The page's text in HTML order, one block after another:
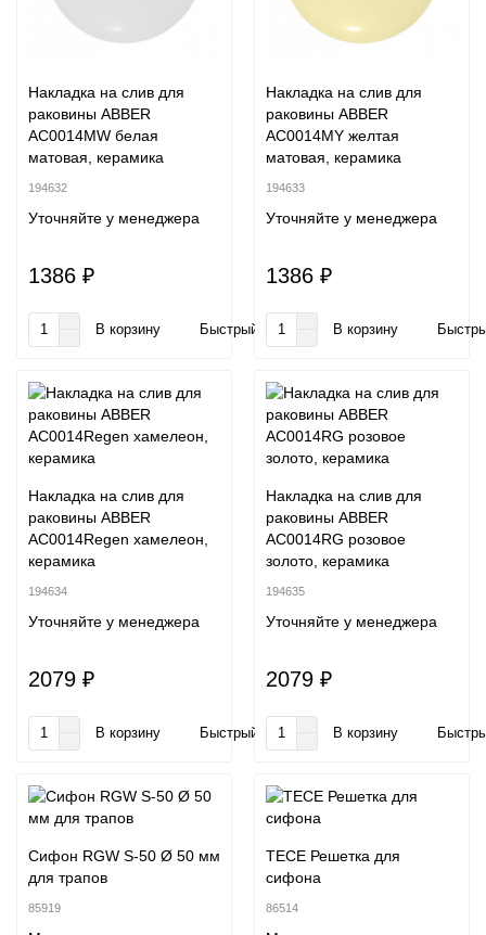
Накладка на слив для
раковины ABBER
AC0014MW белая
матовая, керамика
194632
Уточняйте у менеджера
1386 ₽
В корзину Быстрый заказ
Накладка на слив для
раковины ABBER
AC0014MY желтая
матовая, керамика
194633
Уточняйте у менеджера
1386 ₽
В корзину
Накладка на слив для
раковины ABBER
AC0014Regen хамелеон,
керамика
194634
Уточняйте у менеджера
2079 ₽
В корзину Быстрый заказ
Накладка на слив для
раковины ABBER
AC0014RG розовое
золото, керамика
194635
Уточняйте у менеджера
2079 ₽
В корзину
Сифон RGW S-50 Ø 50 мм
для трапов
85919
TECE Решетка для
сифона
86514